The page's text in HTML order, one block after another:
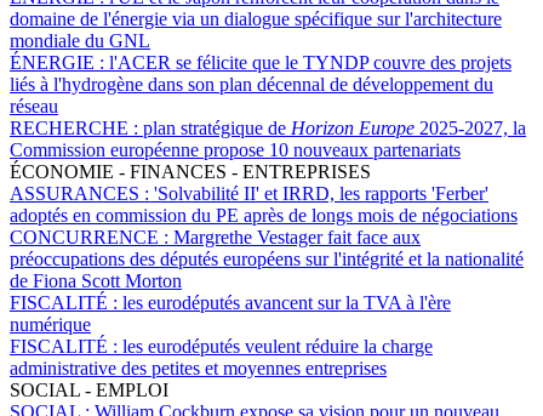
domaine de l'énergie via un dialogue spécifique sur l'architecture
mondiale du GNL
ÉNERGIE : l'ACER se félicite que le TYNDP couvre des projets
liés à l'hydrogène dans son plan décennal de développement du
réseau
RECHERCHE : plan stratégique de Horizon Europe 2025-2027, la
Commission européenne propose 10 nouveaux partenariats
ÉCONOMIE - FINANCES - ENTREPRISES
ASSURANCES : 'Solvabilité II' et IRRD, les rapports 'Ferber'
adoptés en commission du PE après de longs mois de négociations
CONCURRENCE : Margrethe Vestager fait face aux
préoccupations des députés européens sur l'intégrité et la nationalité
de Fiona Scott Morton
FISCALITÉ : les eurodéputés avancent sur la TVA à l'ère
numérique
FISCALITÉ : les eurodéputés veulent réduire la charge
administrative des petites et moyennes entreprises
SOCIAL - EMPLOI
SOCIAL : William Cockburn expose sa vision pour un nouveau